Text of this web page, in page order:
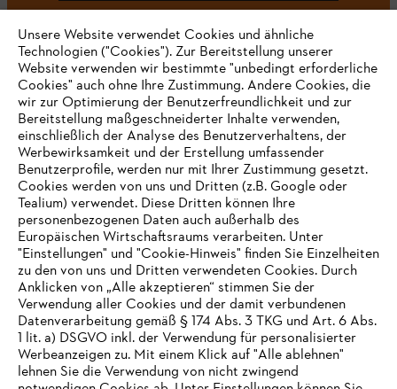
#STIHL
Unternehmen
Häufig gestellte Fragen
Service
IHR BROWSER WIRD NICHT
UNTERSTÜTZT
Unsere Website verwendet Cookies und ähnliche
Technologien ("Cookies"). Zur Bereitstellung unserer
Website verwenden wir bestimmte "unbedingt erforderliche
Cookies" auch ohne Ihre Zustimmung. Andere Cookies, die
wir zur Optimierung der Benutzerfreundlichkeit und zur
Bereitstellung maßgeschneiderter Inhalte verwenden,
einschließlich der Analyse des Benutzerverhaltens, der
Werbewirksamkeit und der Erstellung umfassender
Benutzerprofile, werden nur mit Ihrer Zustimmung gesetzt.
Cookies werden von uns und Dritten (z.B. Google oder
Tealium) verwendet. Diese Dritten können Ihre
personenbezogenen Daten auch außerhalb des
Europäischen Wirtschaftsraums verarbeiten. Unter
"Einstellungen" und "Cookie-Hinweis" finden Sie Einzelheiten
zu den von uns und Dritten verwendeten Cookies. Durch
Anklicken von „Alle akzeptieren“ stimmen Sie der
Verwendung aller Cookies und der damit verbundenen
Datenverarbeitung gemäß § 174 Abs. 3 TKG und Art. 6 Abs.
1 lit. a) DSGVO inkl. der Verwendung für personalisierter
Werbeanzeigen zu. Mit einem Klick auf "Alle ablehnen"
lehnen Sie die Verwendung von nicht zwingend